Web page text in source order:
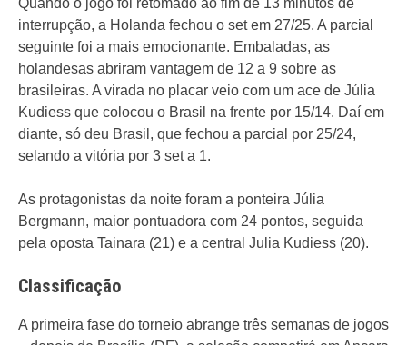
Quando o jogo foi retomado ao fim de 13 minutos de
interrupção, a Holanda fechou o set em 27/25. A parcial
seguinte foi a mais emocionante. Embaladas, as
holandesas abriram vantagem de 12 a 9 sobre as
brasileiras. A virada no placar veio com um ace de Júlia
Kudiess que colocou o Brasil na frente por 15/14. Daí em
diante, só deu Brasil, que fechou a parcial por 25/24,
selando a vitória por 3 set a 1.
As protagonistas da noite foram a ponteira Júlia
Bergmann, maior pontuadora com 24 pontos, seguida
pela oposta Tainara (21) e a central Julia Kudiess (20).
Classificação
A primeira fase do torneio abrange três semanas de jogos